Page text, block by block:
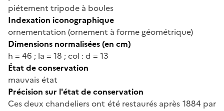
piétement tripode à boules
Indexation iconographique
ornementation (ornement à forme géométrique)
Dimensions normalisées (en cm)
h = 46 ; la = 18 ; col : d = 13
État de conservation
mauvais état
Précision sur l'état de conservation
Ces deux chandeliers ont été restaurés après 1884 par